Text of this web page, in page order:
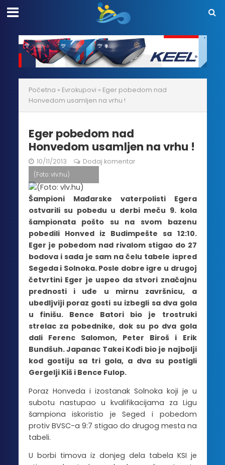
Početna » Evrokupovi » Eger pobedom nad
Honvedom usamljen na vrhu !
Eger pobedom nad
Honvedom usamljen na vrhu !
10/11/2013 Dodaj komentar
(Foto: vlv.hu)
Šampioni Mađarske vaterpolisti Egera
ostvarili su pobedu u derbi meču 9. kola
šampionata pošto su na svom bazenu
pobedili Honved iz Budimpešte sa 12:10.
Eger je pobedom nad rivalom stigao do 27
bodova i sada je sam na čelu tabele ispred
Segeda i Solnoka. Posle dobre igre u drugoj
četvrtini Eger je uspeo da stvori značajnu
prednosti i uđe u mirnu završnicu, a
ubedljviji poraz gosti su izbegli sa dva gola
u finišu. Bence Batori bio je trostruki
strelac za pobednike, dok su po dva gola
dali Ferenc Salomon, Peter Biroš i Erik
Bundšuh. Japanac Takei Kođi bio je najbolji
kod gostiju sa tri gola, a dva su postigli
Gergelji Kiš i Bence Fulop.
Poraz Honveda i izostanak Solnoka koji je u
subotu nastupao u kvalifikacijama za Ligu
šampiona iskoristio je Seged i pobedom
protiv BVSC-a 9:7 stigao do drugog mesta na
tabeli.
U borbi timova iz donjeg dela tabela KSI je